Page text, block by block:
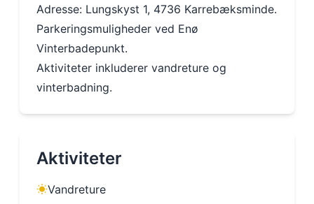
Adresse: Lungskyst 1, 4736 Karrebæksminde.
Parkeringsmuligheder ved Enø
Vinterbadepunkt.
Aktiviteter inkluderer vandreture og
vinterbadning.
Aktiviteter
Vandreture